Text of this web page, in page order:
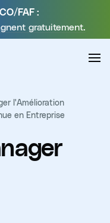
FAF :
gratuitement.
l'Amélioration
en Entreprise